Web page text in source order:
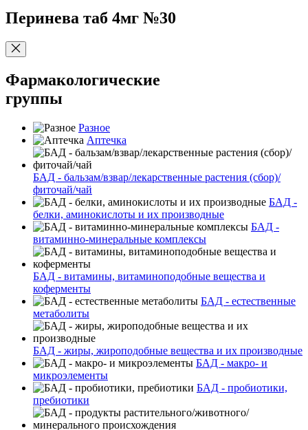
Перинева таб 4мг №30
Фармакологические
группы
Разное
Аптечка
БАД - бальзам/взвар/лекарственные растения (сбор)/
фиточай/чай
БАД -
белки, аминокислоты и их производные
БАД -
витаминно-минеральные комплексы
БАД - витамины, витаминоподобные вещества и
коферменты
БАД - естественные
метаболиты
БАД - жиры, жироподобные вещества и их производные
БАД - макро- и
микроэлементы
БАД - пробиотики,
пребиотики